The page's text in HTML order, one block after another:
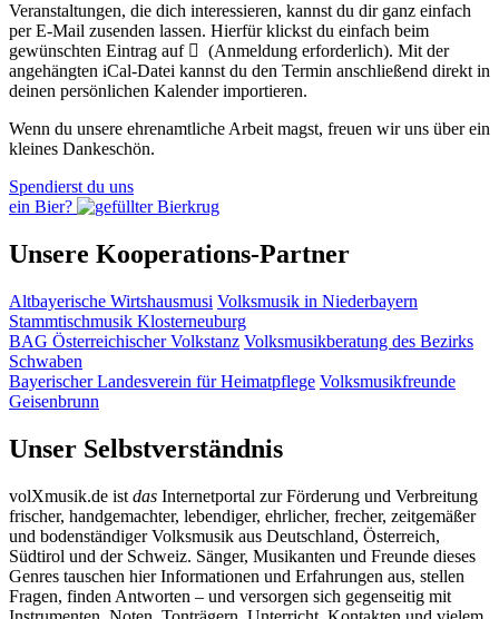
Veranstaltungen, die dich interessieren, kannst du dir ganz einfach
per E‑Mail zusenden lassen. Hierfür klickst du einfach beim
gewünschten Eintrag auf
(Anmeldung erforderlich). Mit der
angehängten iCal-Datei kannst du den Termin anschließend direkt in
deinen persönlichen Kalender importieren.
Wenn du unsere ehrenamtliche Arbeit magst, freuen wir uns über ein
kleines Dankeschön.
Spendierst du uns
ein Bier?
Unsere Kooperations-Partner
Altbayerische Wirtshausmusi Volksmusik in Niederbayern
Stammtischmusik Klosterneuburg
BAG Österreichischer Volkstanz Volksmusikberatung des Bezirks
Schwaben
Bayerischer Landesverein für Heimatpflege Volksmusikfreunde
Geisenbrunn
Unser Selbstverständnis
volXmusik.de ist das Internetportal zur Förderung und Verbreitung
frischer, handgemachter, lebendiger, ehrlicher, frecher, zeitgemäßer
und bodenständiger Volksmusik aus Deutschland, Österreich,
Südtirol und der Schweiz. Sänger, Musikanten und Freunde dieses
Genres tauschen hier Informationen und Erfahrungen aus, stellen
Fragen, finden Antworten – und versorgen sich gegenseitig mit